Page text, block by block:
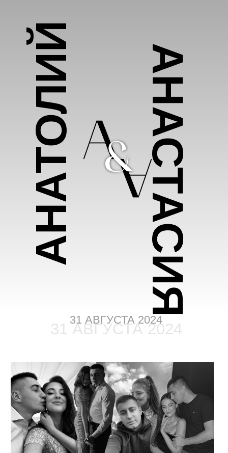
АНАТОЛИЙ АНАСТАСИЯ
31 АВГУСТА 2024
31 АВГУСТА 2024